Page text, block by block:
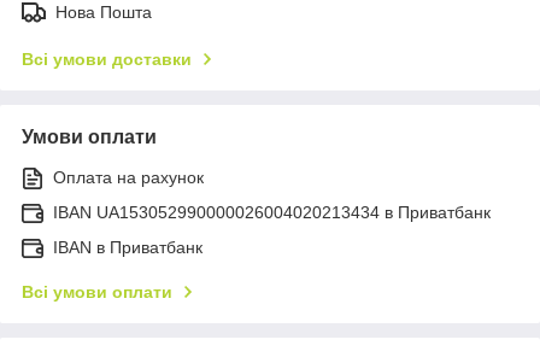
Нова Пошта
Всі умови доставки
Умови оплати
Оплата на рахунок
IBAN UA153052990000026004020213434 в Приватбанк
IBAN в Приватбанк
Всі умови оплати